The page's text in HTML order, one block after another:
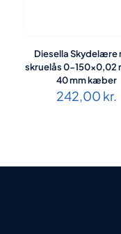
Diesella Skydelære
skruelås 0-150×0,02
40 mm kæber
242,00 kr.